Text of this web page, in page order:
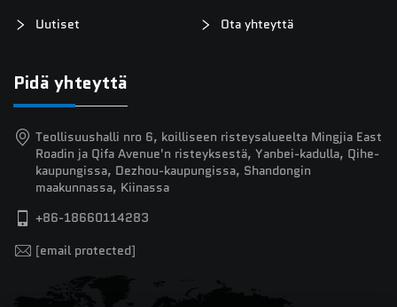
Uutiset
Ota yhteyttä
Pidä yhteyttä
Teollisuushalli nro 6, koilliseen risteysalueelta Mingjia East
Roadin ja Qifa Avenue'n risteyksestä, Yanbei-kadulla, Qihe-
kaupungissa, Dezhou-kaupungissa, Shandongin
maakunnassa, Kiinassa
+86-18660114283
[email protected]